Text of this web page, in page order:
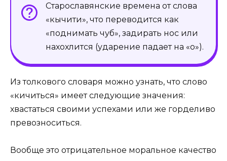
Старославянские времена от слова
«кычити», что переводится как
«поднимать чуб», задирать нос или
нахохлится (ударение падает на «о»).
Из толкового словаря можно узнать, что слово
«кичиться» имеет следующие значения:
хвастаться своими успехами или же горделиво
превозноситься.
Вообще это отрицательное моральное качество